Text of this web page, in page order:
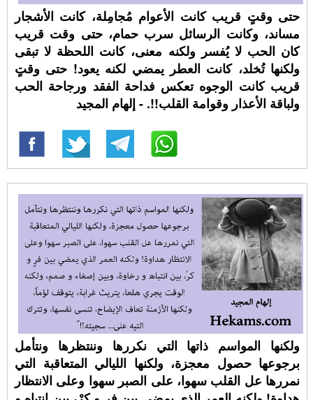
حتى وقتٍ قريب كانت الأعوام مُجامِلة، كانت الأشجار
مساند، وكانت الرسائل سرب حمام، حتى وقت قريب
كان الحب لا يُفسر ولكنه معنى، كانت اللحظة لا تبقى
ولكنها تُخلد، كانت العطر يمضي لكنه يعود! حتى وقتٍ
قريب كانت الوجوه تعكس فداحة الفقد ورجاحة الحب
ولباقة الأعذار وقوامة القلب!!. - إلهام المجيد
ولكنها المواسم ذاتها التي نكررها وننتظرها ونتأمل
برجوعها حصول معجزة، ولكنها الليالي المتعاقبة التي
نمررها عل القلب سهوا، على الصبر سهوا وعلى الانتظار